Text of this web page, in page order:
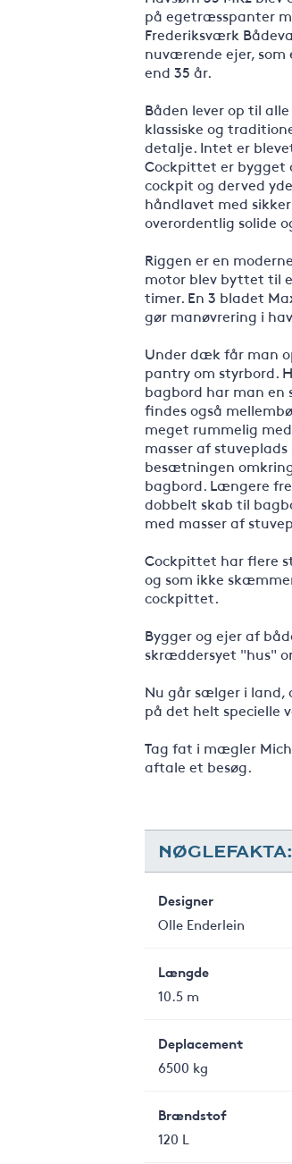
på egetræsspanter
Frederiksværk
nuværende ejer,
end 35 år.
Båden lever op til
klassiske og
detalje. Intet er
Cockpittet er bygget
cockpit og derved
håndlavet med
overordentlig solide
Riggen er en
motor blev byttet til
timer. En 3 bladet
gør manøvrering i
Under dæk får man
pantry om styrbord.
bagbord har man en
findes også
meget rummelig
masser af
besætningen
bagbord. Længere
dobbelt skab til
med masser af
Cockpittet har flere
og som ikke
cockpittet.
Bygger og ejer af
skræddersyet "hus"
Nu går sælger i land,
på det helt specielle
Tag fat i mægler
aftale et besøg.
Designer
Olle Enderlein
Længde
10.5 m
Deplacement
6500 kg
Brændstof
120 L